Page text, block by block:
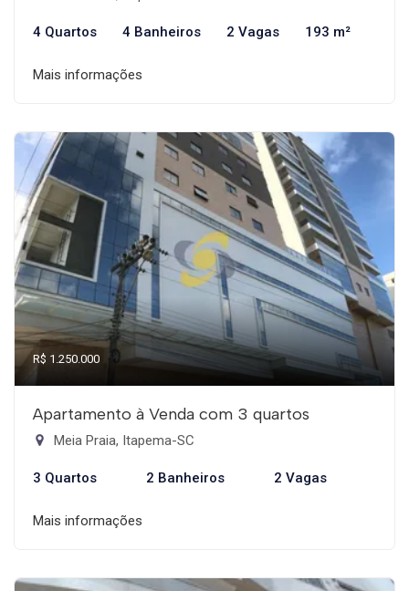
4 Quartos 4 Banheiros 2 Vagas 193 m²
Mais informações
R$ 1.250.000
Apartamento à Venda com 3 quartos
Meia Praia, Itapema-SC
3 Quartos 2 Banheiros 2 Vagas
Mais informações